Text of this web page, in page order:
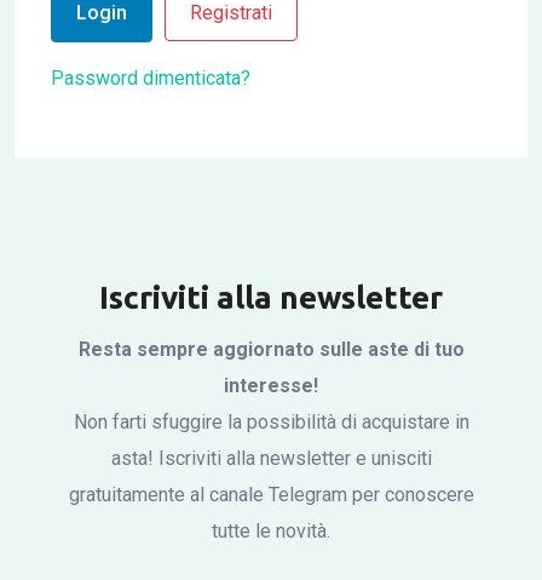
Login Registrati
Password dimenticata?
Iscriviti alla newsletter
Resta sempre aggiornato sulle aste di tuo
interesse!
Non farti sfuggire la possibilità di acquistare in
asta! Iscriviti alla newsletter e unisciti
gratuitamente al canale Telegram per conoscere
tutte le novità.